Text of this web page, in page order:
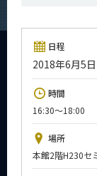
日程
2018年6月5日
時間
16:30～18:00
場所
本館2階H230
入学案内
Admissions
数学系 News
イベントカレ
Event Calendar
今後のイベン